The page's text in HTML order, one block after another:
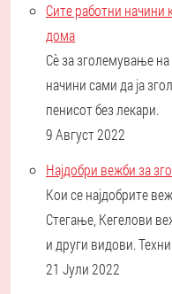
Сите работни начини
дома
Сè за зголемување
начини сами да ја
пенисот без лекари.
9 Август 2022
Најдобри вежби за
Кои се најдобрите
Стегање, Кегелови
и други видови.
21 Јули 2022